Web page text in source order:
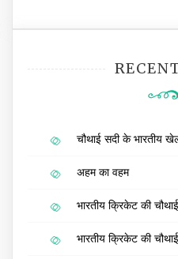
चौथाई सदी के भारतीय
अहम का वहम
भारतीय क्रिकेट की
भारतीय क्रिकेट की